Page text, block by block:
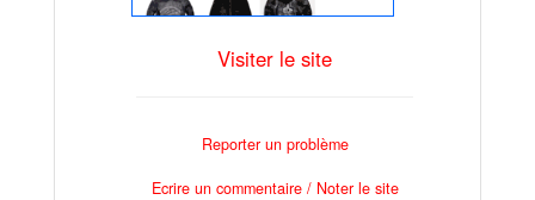
Visiter le site
Reporter un problème
Ecrire un commentaire / Noter le site